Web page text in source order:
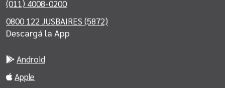
(011) 4008-0200
0800 122 JUSBAIRES (5872)
Descargá la App
Android
Apple